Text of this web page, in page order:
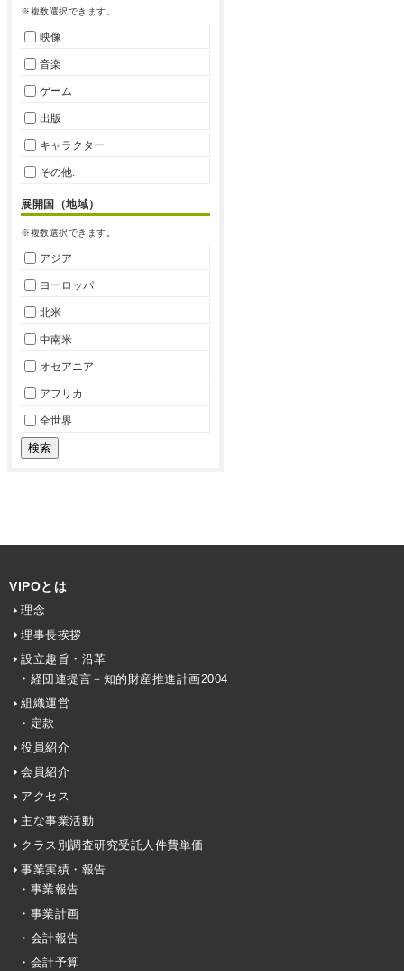
※複数選択できます。
映像
音楽
ゲーム
出版
キャラクター
その他.
展開国（地域）
※複数選択できます。
アジア
ヨーロッパ
北米
中南米
オセアニア
アフリカ
全世界
VIPOとは
理念
理事長挨拶
設立趣旨・沿革
・経団連提言－知的財産推進計画2004
組織運営
・定款
役員紹介
会員紹介
アクセス
主な事業活動
クラス別調査研究受託人件費単価
事業実績・報告
・事業報告
・事業計画
・会計報告
・会計予算